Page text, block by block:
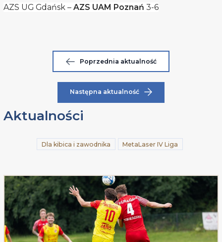
AZS UG Gdańsk – AZS UAM Poznań 3-6
Poprzednia aktualność
Następna aktualność
Aktualności
Dla kibica i zawodnika MetaLaser IV Liga